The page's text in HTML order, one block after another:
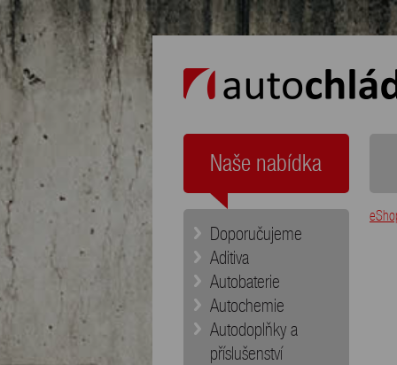
auto chládek
Naše nabídka
Doporučujeme
Aditiva
Autobaterie
Autochemie
Autodoplňky a
příslušenství